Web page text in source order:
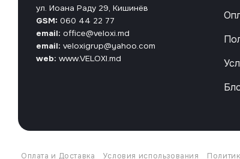
ул. Иоана Раду 29, Кишинёв
GSM: 060 44 22 77
email: office@veloxi.md
email: veloxigrup@yahoo.com
web: www.VELOXI.md
Оплата и Доставка Условия использования